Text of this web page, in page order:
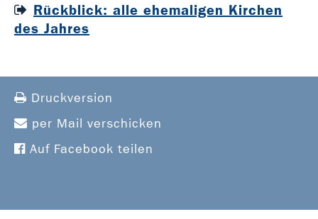
Rückblick: alle ehemaligen Kirchen
des Jahres
Druckversion
per Mail verschicken
Auf Facebook teilen